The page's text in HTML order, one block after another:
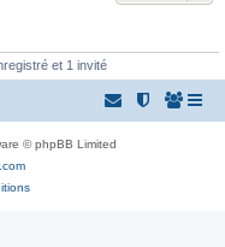
et 1 invité
© phpBB Limited